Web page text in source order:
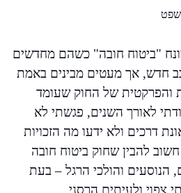
"ביטוח חובה" כשהם מחדשים
חדש, אך מעטים מבינים באמת
של החוק שעומד
לאורך השנים, פגשתי לא
דרכים ולא ידעו מה הזכויות
להבין שחוק ביטוח חובה
הנוסעים והולכי הרגל – בעת
צפוי ולעיתים הרסני.